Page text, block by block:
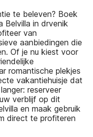
te beleven? Boek
Belvilla in drvenik
van
aanbiedingen die
Of je nu kiest voor
romantische plekjes
vakantiehuisje dat
reserveer
verblijf op dit
en maak gebruik
direct te profiteren